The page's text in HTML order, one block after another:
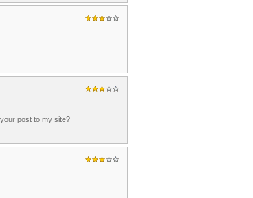
post to my site?